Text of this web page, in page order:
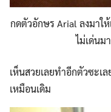
กดตัวอักษร Arial ลงมาใ
ไม่เด่นม
เห็นสวยเลยทำอีกตัวซะเ
เหมือนเดิม